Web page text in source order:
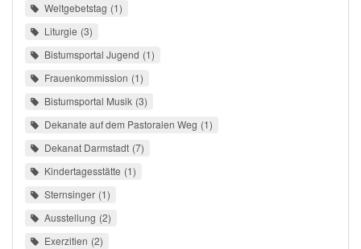
Weltgebetstag 1
Liturgie 3
Bistumsportal Jugend 1
Frauenkommission 1
Bistumsportal Musik 3
Dekanate auf dem Pastoralen Weg 1
Dekanat Darmstadt 7
Kindertagesstätte 1
Sternsinger 1
Ausstellung 2
Exerzitien 2